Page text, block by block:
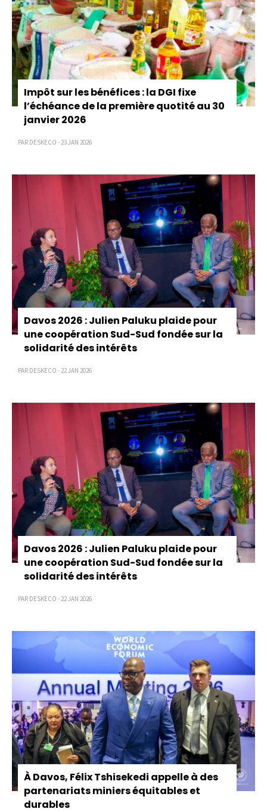
Impôt sur les bénéfices : la DGI fixe
l’échéance de la première quotité au 30
janvier 2026
PAR DESKECO - 23 JAN 2026
Davos 2026 : Julien Paluku plaide pour
une coopération Sud-Sud fondée sur la
solidarité des intérêts
PAR DESKECO - 22 JAN 2026
Davos 2026 : Julien Paluku plaide pour
une coopération Sud-Sud fondée sur la
solidarité des intérêts
PAR DESKECO - 22 JAN 2026
À Davos, Félix Tshisekedi appelle à des
partenariats miniers équitables et
durables